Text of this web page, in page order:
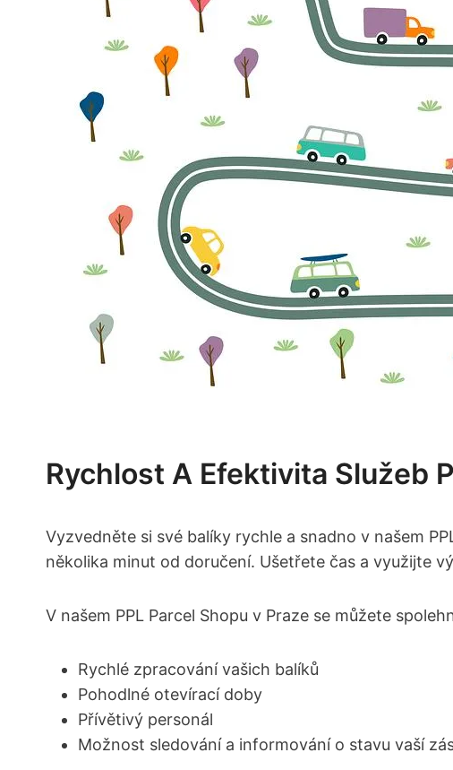
Rychlost A Efektivita Služeb
Vyzvedněte si své balíky rychle a snadno v našem
několika minut od doručení. Ušetřete čas a využijte
V našem PPL Parcel Shopu v Praze se můžete
Rychlé zpracování vašich balíků
Pohodlné otevírací doby
Přívětivý personál
Možnost sledování a informování o stavu vaší